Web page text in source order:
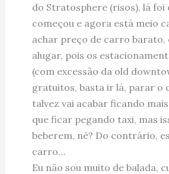
do Stratosphere (risos), lá foi
começou e agora está meio
achar preço de carro barato,
alugar, pois os
(com excessão da old
gratuitos, basta ir lá, parar o
talvez vai acabar ficando
que ficar pegando taxi, mas
beberem, né? Do contrário,
carro…
Eu não sou muito de balada,